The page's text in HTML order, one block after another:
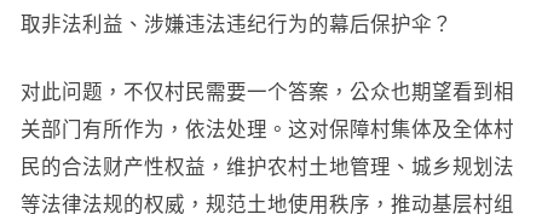
取非法利益、涉嫌违法违纪行为的幕后保护伞？
对此问题，不仅村民需要一个答案，公众也期望看到相
关部门有所作为，依法处理。这对保障村集体及全体村
民的合法财产性权益，维护农村土地管理、城乡规划法
等法律法规的权威，规范土地使用秩序，推动基层村组